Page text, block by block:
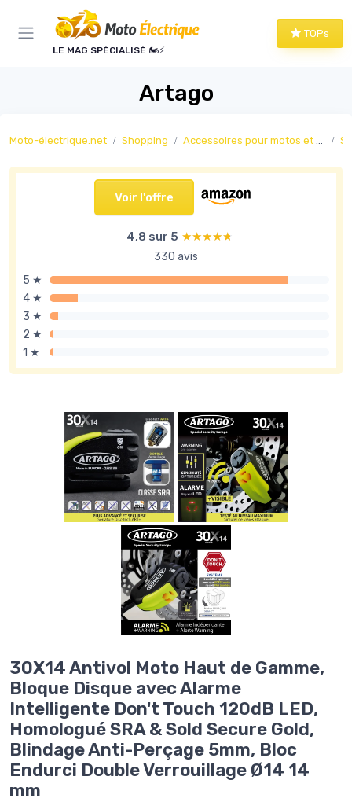
LE MAG SPÉCIALISÉ 🏍️⚡
TOPs
Artago
Moto-électrique.net Shopping Accessoires pour motos et scooters électriques
Voir l'offre
4,8 sur 5 ★★★★★
★★★★★
330 avis
5 ★
4 ★
3 ★
2 ★
1 ★
30X14 Antivol Moto Haut de Gamme,
Bloque Disque avec Alarme
Intelligente Don't Touch 120dB LED,
Homologué SRA & Sold Secure Gold,
Blindage Anti-Perçage 5mm, Bloc
Endurci Double Verrouillage Ø14 14
mm
Panneau de gestion des cookies